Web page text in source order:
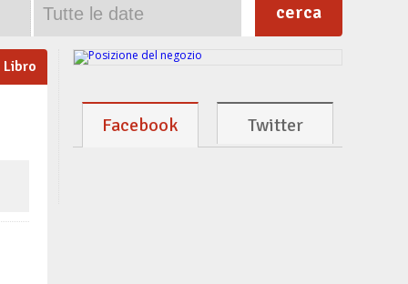
cerca
Libro
Facebook Twitter